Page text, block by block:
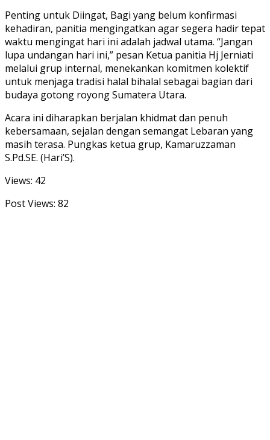
Penting untuk Diingat, Bagi yang belum konfirmasi
kehadiran, panitia mengingatkan agar segera hadir tepat
waktu mengingat hari ini adalah jadwal utama. “Jangan
lupa undangan hari ini,” pesan Ketua panitia Hj Jerniati
melalui grup internal, menekankan komitmen kolektif
untuk menjaga tradisi halal bihalal sebagai bagian dari
budaya gotong royong Sumatera Utara.
Acara ini diharapkan berjalan khidmat dan penuh
kebersamaan, sejalan dengan semangat Lebaran yang
masih terasa. Pungkas ketua grup, Kamaruzzaman
S.Pd.SE. (Hari’S).
Views: 42
Post Views: 82